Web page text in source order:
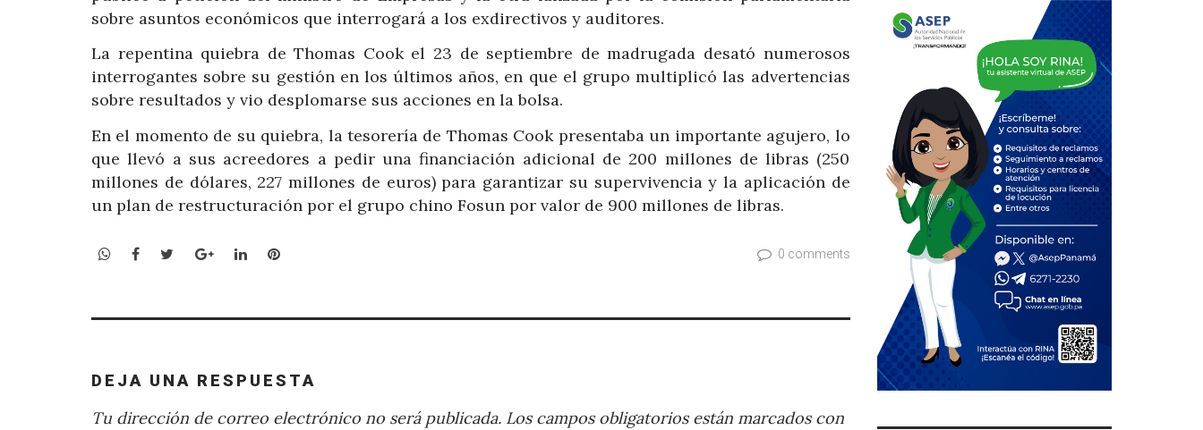
sobre asuntos económicos que interrogará a los exdirectivos y auditores.
La repentina quiebra de Thomas Cook el 23 de septiembre de madrugada desató numerosos
interrogantes sobre su gestión en los últimos años, en que el grupo multiplicó las advertencias
sobre resultados y vio desplomarse sus acciones en la bolsa.
En el momento de su quiebra, la tesorería de Thomas Cook presentaba un importante agujero, lo
que llevó a sus acreedores a pedir una financiación adicional de 200 millones de libras (250
millones de dólares, 227 millones de euros) para garantizar su supervivencia y la aplicación de
un plan de restructuración por el grupo chino Fosun por valor de 900 millones de libras.
WhatsApp
Facebook
TwitterGoogle+LinkedInPinterest 0 comments
DEJA UNA RESPUESTA
Tu dirección de correo electrónico no será publicada. Los campos obligatorios están marcados con